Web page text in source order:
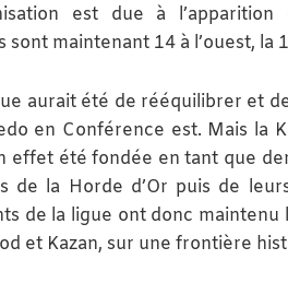
est due à l’apparition
sont maintenant 14 à l’ouest, la
aurait été de rééquilibrer et
en Conférence est. Mais la
effet été fondée en tant que
de la Horde d’Or puis de
de la ligue ont donc
et Kazan, sur une frontière